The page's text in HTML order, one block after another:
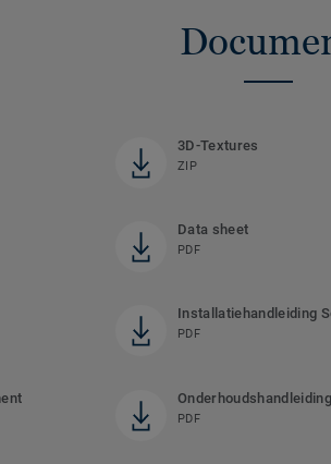
3D-Textures
ZIP
Data sheet
PDF
Installatiehandleiding
PDF
Onderhoudshandleiding
PDF